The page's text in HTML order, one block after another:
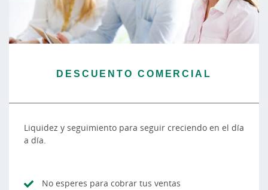
DESCUENTO COMERCIAL
Liquidez y seguimiento para seguir creciendo en el día
a día.
No esperes para cobrar tus ventas